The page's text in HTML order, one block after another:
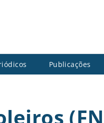
Publicações